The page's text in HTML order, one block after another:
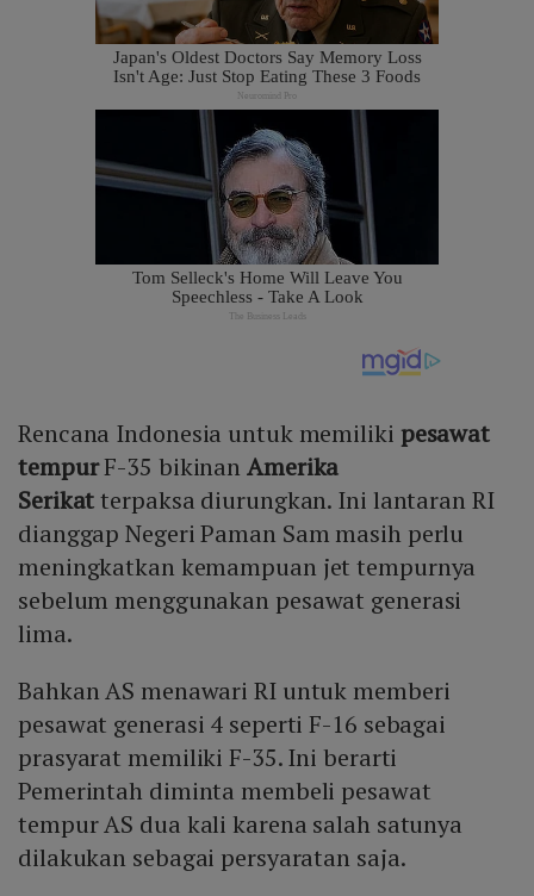
Rencana Indonesia untuk memiliki pesawat
tempurF-35 bikinanAmerika
Serikatterpaksa diurungkan. Ini lantaran RI
dianggap Negeri Paman Sam masih perlu
meningkatkan kemampuan jet tempurnya
sebelum menggunakan pesawat generasi
lima.
Bahkan AS menawari RI untuk memberi
pesawat generasi 4 seperti F-16 sebagai
prasyarat memiliki F-35. Ini berarti
Pemerintah diminta membeli pesawat
tempur AS dua kali karena salah satunya
dilakukan sebagai persyaratan saja.